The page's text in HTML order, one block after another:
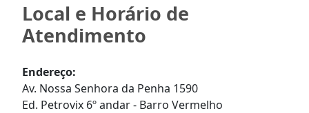
Local e Horário de
Atendimento
Endereço:
Av. Nossa Senhora da Penha 1590
Ed. Petrovix 6º andar - Barro Vermelho